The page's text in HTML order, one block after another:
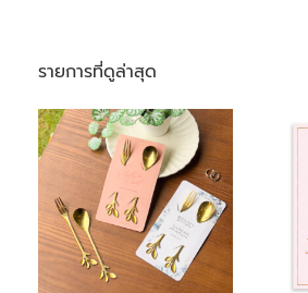
รายการที่ดูล่าสุด